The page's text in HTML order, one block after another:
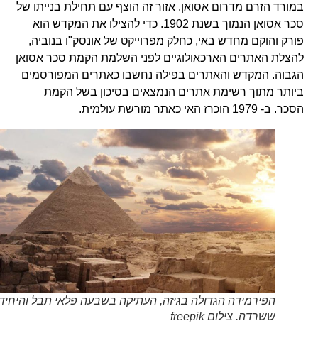
במורד הזרם מדרום אסואן. אזור זה הוצף עם תחילת בנייתו של
סכר אסואן הנמוך בשנת 1902. כדי להצילו את המקדש הוא
פורק והוקם מחדש באי, כחלק מפרוייקט של אונסק"ו בנוביה,
להצלת האתרים הארכאולוגיים לפני השלמת הקמת סכר אסואן
הגבוה. המקדש והאתרים בפילה נחשבו כאתרים המפורסמים
ביותר מתוך רשימת אתרים הנמצאים בסיכון בשל הקמת
הסכר. ב- 1979 הוכרז האי כאתר מורשת עולמית.
הפירמידה הגדולה בגיזה, העתיקה בשבעה פלאי תבל והיחידה
ששרדה. צילום freepik